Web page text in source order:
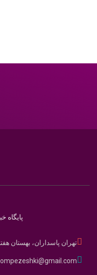
پایگاه
تهران پاسداران، بهستان هفتم،